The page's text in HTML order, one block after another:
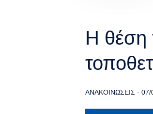
Η θέση
ΑΝΑΚΟΙΝΩΣΕΙΣ - 07/